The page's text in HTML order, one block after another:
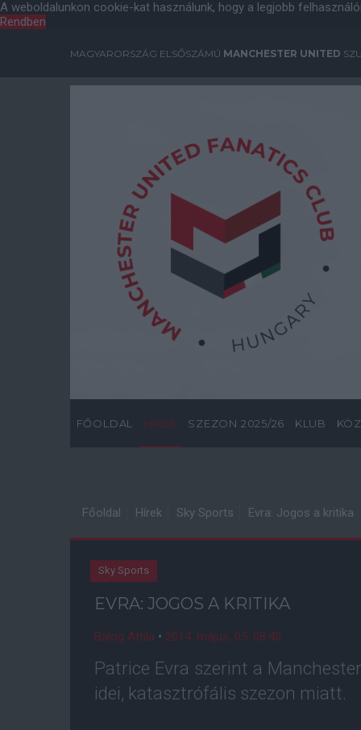
A weboldalunkon cookie-kat használunk, hogy a legjobb
Rendben
MAGYARORSZÁG ELSŐSZÁMÚ MANCHESTER UNITED
FŐOLDAL HÍREK SZEZON 2025/26 KLUB
Főoldal Hírek Sky Sports Evra: Jogos a kritika
Sky Sports
EVRA: JOGOS A KRITIKA
Balog Attila • 2014. május. 05. 08:40
Patrice Evra szerint a
idei, katasztrófális szezon miatt.